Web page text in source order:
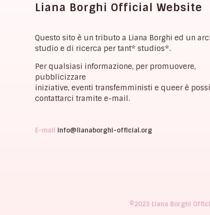
Liana Borghi Official Website
Questo sito è un tributo a Liana Borghi ed un
studio e di ricerca per tant* studios*.
Per qualsiasi informazione, per promuovere,
pubblicizzare
iniziative, eventi transfemministi e queer è
contattarci tramite e-mail.
E-mail info@lianaborghi-official.org
©2023 Liana Borghi